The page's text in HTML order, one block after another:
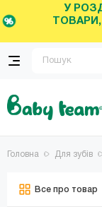
У
Головна Для зубів
Все про товар